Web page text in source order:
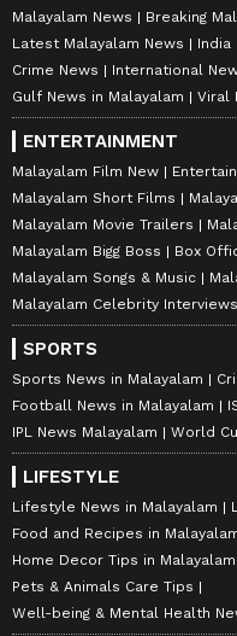
Malayalam News
Breaking
Latest Malayalam News
India
Crime News
International
Gulf News in Malayalam
Viral
ENTERTAINMENT
Malayalam Film New
Malayalam Short Films
Malayalam Movie Trailers
Malayalam Bigg Boss
Box
Malayalam Songs & Music
Malayalam Celebrity Interviews
SPORTS
Sports News in Malayalam
Football News in Malayalam
IPL News Malayalam
World
LIFESTYLE
Lifestyle News in Malayalam
Food and Recipes in
Home Decor Tips in Malayalam
Pets & Animals Care Tips
Well-being & Mental Health